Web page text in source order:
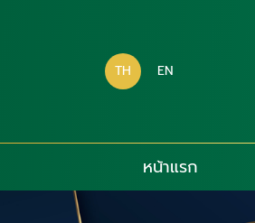
TH EN
หน้าแรก